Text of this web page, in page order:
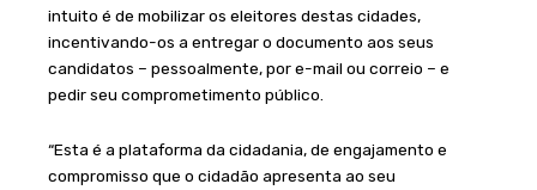
intuito é de mobilizar os eleitores destas cidades,
incentivando-os a entregar o documento aos seus
candidatos – pessoalmente, por e-mail ou correio – e
pedir seu comprometimento público.
“Esta é a plataforma da cidadania, de engajamento e
compromisso que o cidadão apresenta ao seu